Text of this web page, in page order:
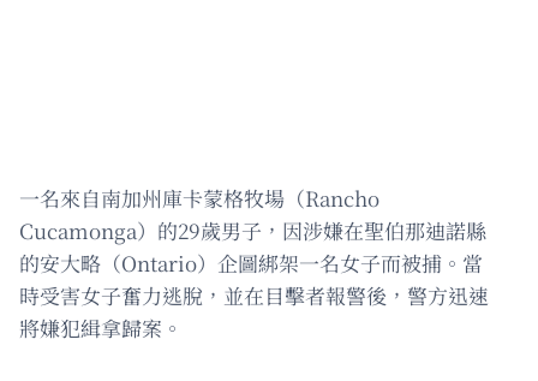
一名來自南加州庫卡蒙格牧場（Rancho
Cucamonga）的29歲男子，因涉嫌在聖伯那迪諾縣
的安大略（Ontario）企圖綁架一名女子而被捕。當
時受害女子奮力逃脫，並在目擊者報警後，警方迅速
將嫌犯緝拿歸案。